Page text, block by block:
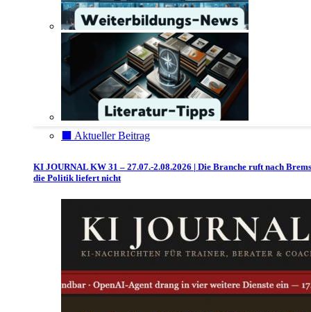
⬛️ Aktueller Beitrag
KI JOURNAL KW 31 – 27.07.-2.08.2026 | Die Branche ruft nach
die Politik liefert nicht